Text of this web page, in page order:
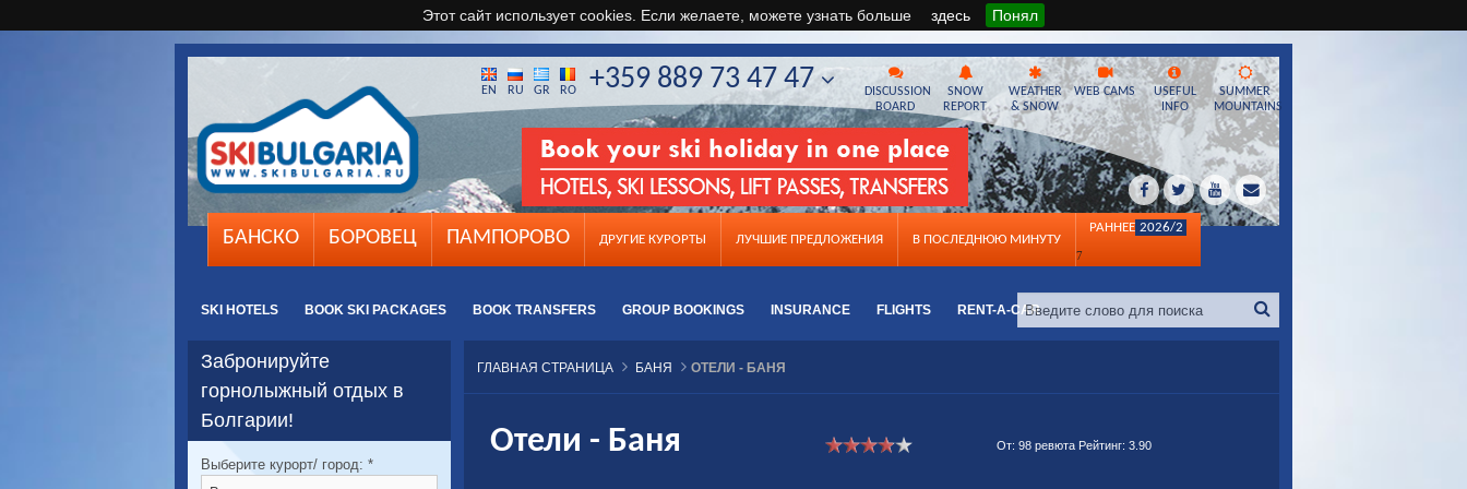
Этот сайт использует cookies. Если желаете, можете узнать больше здесь Понял
БАНСКО БОРОВЕЦ ПАМПОРОВО ДРУГИЕ КУРОРТЫ ЛУЧШИЕ ПРЕДЛОЖЕНИЯ B ПОСЛЕДНЮЮ МИНУТУ
РАННЕЕ 2026/2
7
SKI HOTELS BOOK SKI PACKAGES BOOK TRANSFERS GROUP BOOKINGS INSURANCE FLIGHTS RENT-A-CAR
DISCUSSION
BOARD
SNOW
REPORT
WEATHER
& SNOW
WEB CAMS
USEFUL
INFO
SUMMER
MOUNTAINS
EN RU GR RO +359 889 73 47 47
ГЛАВНАЯ СТРАНИЦА БАНЯ ОТЕЛИ - БАНЯ
Отели - Баня От: 98 ревюта Рейтинг: 3.90
Забронируйте
горнолыжный отдых в
Болгарии!
Выберите курорт/ город: *